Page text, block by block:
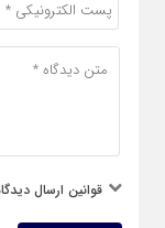
قوانین ارسال